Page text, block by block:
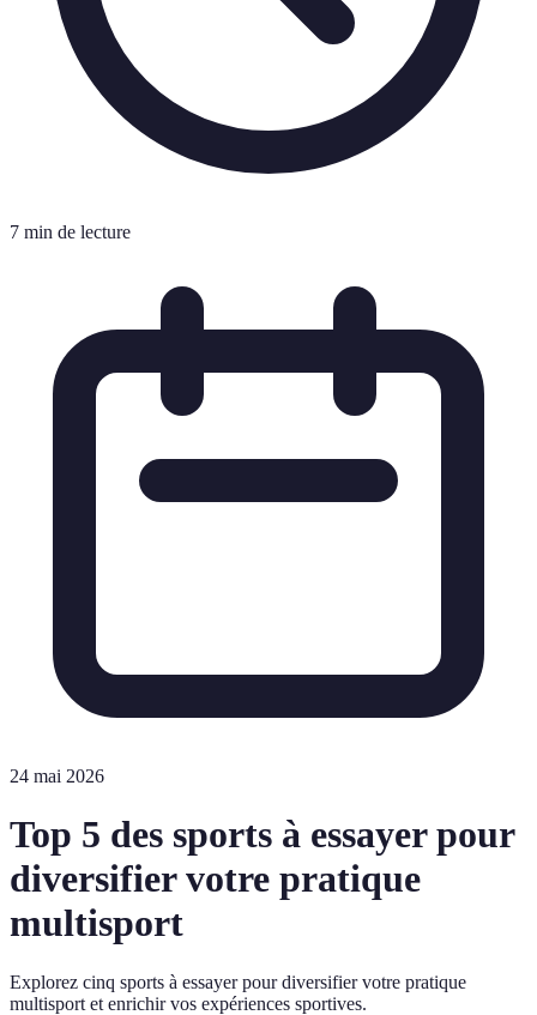
7 min de lecture
24 mai 2026
Top 5 des sports à essayer pour
diversifier votre pratique
multisport
Explorez cinq sports à essayer pour diversifier votre pratique
multisport et enrichir vos expériences sportives.